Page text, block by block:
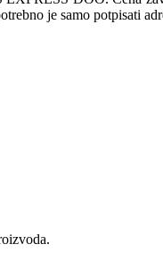
je samo potpisati